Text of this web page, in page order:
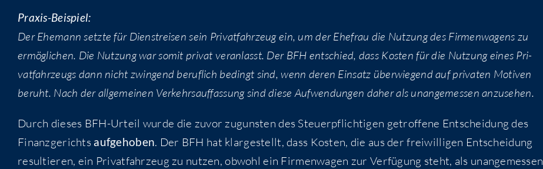
Pra­xis-Bei­spiel:
Der Ehe­mann setz­te für Dienst­rei­sen sein Pri­vat­fahr­zeug ein, um der Ehe­frau die Nut­zung des Fir­men­wa­gens zu
ermög­li­chen. Die Nut­zung war somit pri­vat ver­an­lasst. Der BFH ent­schied, dass Kos­ten für die Nut­zung eines Pri­
vat­fahr­zeugs dann nicht zwin­gend beruf­lich bedingt sind, wenn deren Ein­satz über­wie­gend auf pri­va­ten Moti­ven
beruht. Nach der all­ge­mei­nen Ver­kehrs­auf­fas­sung sind die­se Auf­wen­dun­gen daher als unan­ge­mes­sen anzusehen.
Durch die­ses BFH-Urteil wur­de die zuvor zuguns­ten des Steu­er­pflich­ti­gen getrof­fe­ne Ent­schei­dung des
Finanz­ge­richts auf­ge­ho­ben. Der BFH hat klar­ge­stellt, dass Kos­ten, die aus der frei­wil­li­gen Ent­schei­dung
resul­tie­ren, ein Pri­vat­fahr­zeug zu nut­zen, obwohl ein Fir­men­wa­gen zur Ver­fü­gung steht, als unan­ge­mes­sen